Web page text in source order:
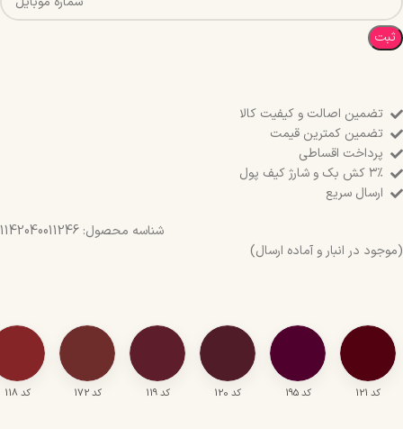
ثبت
تضمین اصالت و کیفیت کالا
تضمین کمترین قیمت
پرداخت اقساطی
۳٪ کش بک و شارژ کیف پول
ارسال سریع
شناسه محصول: 1142040011246
(موجود در انبار و آماده ارسال)
کد 121 کد 195 کد 120 کد 119 کد 172 کد 118